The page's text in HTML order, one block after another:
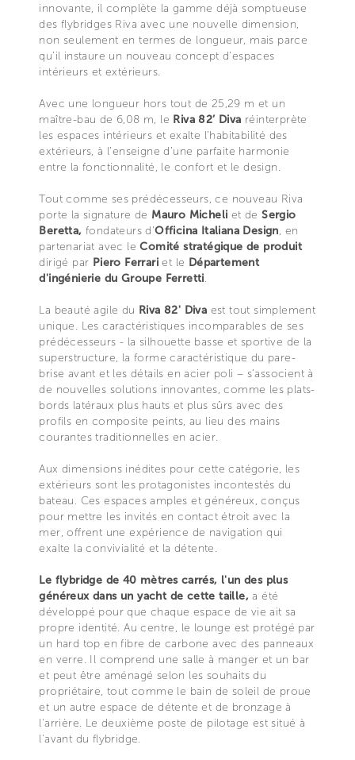
innovante, il complète la gamme déjà somptueuse
des flybridges Riva avec une nouvelle dimension,
non seulement en termes de longueur, mais parce
qu’il instaure un nouveau concept d’espaces
intérieurs et extérieurs.
Avec une longueur hors tout de 25,29 m et un
maître-bau de 6,08 m, le Riva 82’ Diva réinterprète
les espaces intérieurs et exalte l’habitabilité des
extérieurs, à l’enseigne d’une parfaite harmonie
entre la fonctionnalité, le confort et le design.
Tout comme ses prédécesseurs, ce nouveau Riva
porte la signature de Mauro Micheli et deSergio
Beretta, fondateurs d’Officina Italiana Design, en
partenariat avec leComité stratégique de produit
dirigé par Piero Ferrariet le Département
d'ingénierie du Groupe Ferretti.
La beauté agile du Riva 82' Diva est tout simplement
unique. Les caractéristiques incomparables de ses
prédécesseurs - la silhouette basse et sportive de la
superstructure, la forme caractéristique du pare-
brise avant et les détails en acier poli – s’associent à
de nouvelles solutions innovantes, comme les plats-
bords latéraux plus hauts et plus sûrs avec des
profils en composite peints, au lieu des mains
courantes traditionnelles en acier.
Aux dimensions inédites pour cette catégorie, les
extérieurs sont les protagonistes incontestés du
bateau. Ces espaces amples et généreux, conçus
pour mettre les invités en contact étroit avec la
mer, offrent une expérience de navigation qui
exalte la convivialité et la détente.
Le flybridge de 40 mètres carrés, l'un des plus
généreux dans un yacht de cette taille, a été
développé pour que chaque espace de vie ait sa
propre identité. Au centre, le lounge est protégé par
un hard top en fibre de carbone avec des panneaux
en verre. Il comprend une salle à manger et un bar
et peut être aménagé selon les souhaits du
propriétaire, tout comme le bain de soleil de proue
et un autre espace de détente et de bronzage à
l'arrière. Le deuxième poste de pilotage est situé à
l'avant du flybridge.